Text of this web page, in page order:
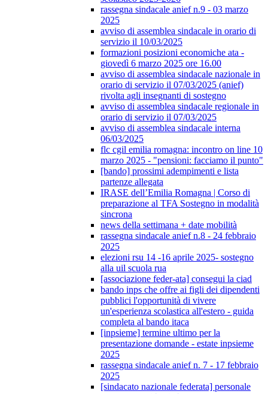
rassegna sindacale anief n.9 - 03 marzo
2025
avviso di assemblea sindacale in orario di
servizio il 10/03/2025
formazioni posizioni economiche ata -
giovedì 6 marzo 2025 ore 16.00
avviso di assemblea sindacale nazionale in
orario di servizio il 07/03/2025 (anief)
rivolta agli insegnanti di sostegno
avviso di assemblea sindacale regionale in
orario di servizio il 07/03/2025
avviso di assemblea sindacale interna
06/03/2025
flc cgil emilia romagna: incontro on line 10
marzo 2025 - "pensioni: facciamo il punto"
[bando] prossimi adempimenti e lista
partenze allegata
IRASE dell’Emilia Romagna | Corso di
preparazione al TFA Sostegno in modalità
sincrona
news della settimana + date mobilità
rassegna sindacale anief n.8 - 24 febbraio
2025
elezioni rsu 14 -16 aprile 2025- sostegno
alla uil scuola rua
[associazione feder-ata] consegui la ciad
bando inps che offre ai figli dei dipendenti
pubblici l'opportunità di vivere
un'esperienza scolastica all'estero - guida
completa al bando itaca
[inpsieme] termine ultimo per la
presentazione domande - estate inpsieme
2025
rassegna sindacale anief n. 7 - 17 febbraio
2025
[sindacato nazionale federata] personale